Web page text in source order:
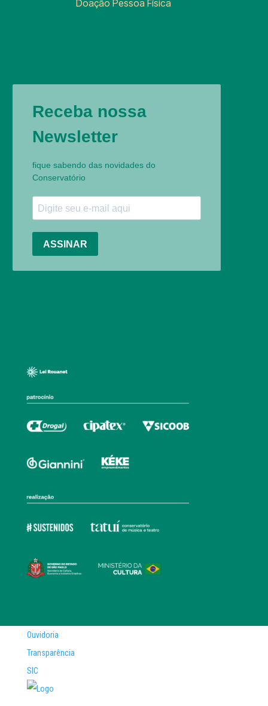
Doação Pessoa Física
Ouvidoria
Transparência
SIC